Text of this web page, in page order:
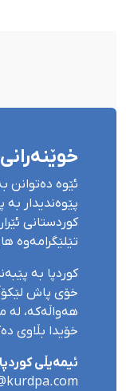
ئێوە دەتوانن
پێوەندیدار
کوردستانی
تێلێگرامەوە
کوردپا بە
خۆی پاش
هەواڵەکە، لە
خۆیدا بڵاوی
ئیمەیڵی